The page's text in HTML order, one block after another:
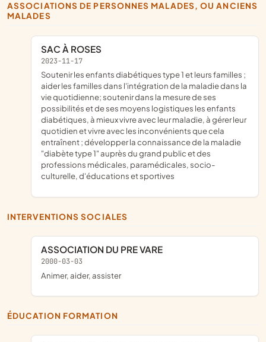
ASSOCIATIONS DE PERSONNES MALADES, OU ANCIENS
MALADES
SAC À ROSES
2023-11-17
soutenir les enfants diabétiques type 1 et leurs familles ;
aider les familles dans l'intégration de la maladie dans la
vie quotidienne; soutenir dans la mesure de ses
possibilités et de ses moyens logistiques les enfants
diabétiques, à mieux vivre avec leur maladie, à gérer leur
quotidien et vivre avec les inconvénients que cela
entraînent ; développer la connaissance de la maladie
"diabète type 1" auprès du grand public et des
professions médicales, paramédicales, socio-
culturelle, d'éducations et sportives
INTERVENTIONS SOCIALES
ASSOCIATION DU PRE VARE
2000-03-03
animer, aider, assister
ÉDUCATION FORMATION